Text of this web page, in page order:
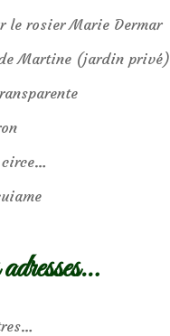
le rosier Marie Dermar
Martine (jardin privé)
circe…